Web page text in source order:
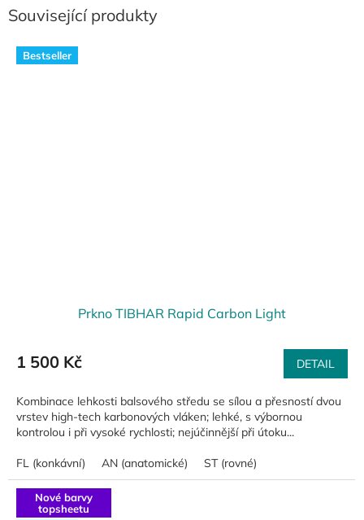
Související produkty
Bestseller
Prkno TIBHAR Rapid Carbon Light
1 500 Kč DETAIL
Kombinace lehkosti balsového středu se sílou a přesností dvou
vrstev high-tech karbonových vláken; lehké, s výbornou
kontrolou i při vysoké rychlosti; nejúčinnější při útoku...
FL (konkávní) AN (anatomické) ST (rovné)
Nové barvy
topsheetu